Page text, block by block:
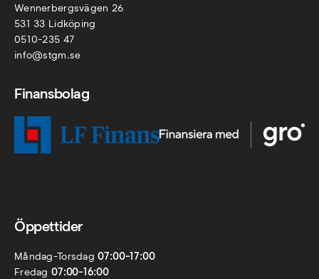
Wennerbergsvägen 26
531 33 Lidköping
0510-235 47
info@stgm.se
Finansbolag
Öppettider
Måndag-Torsdag07:00-17:00
Fredag 07:00-16:00